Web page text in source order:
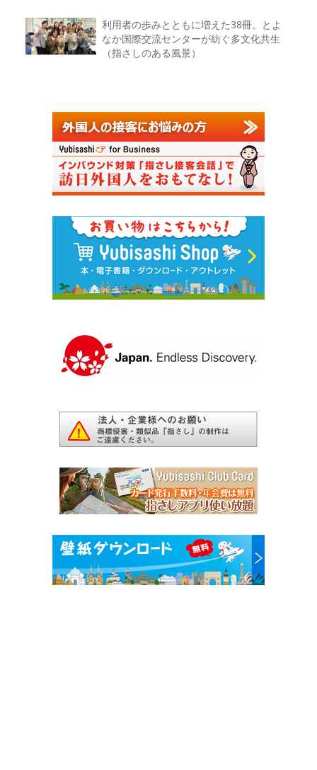
利用者の歩みとともに増えた38冊。とよ
なか国際交流センターが紡ぐ多文化共生
（指さしのある風景）